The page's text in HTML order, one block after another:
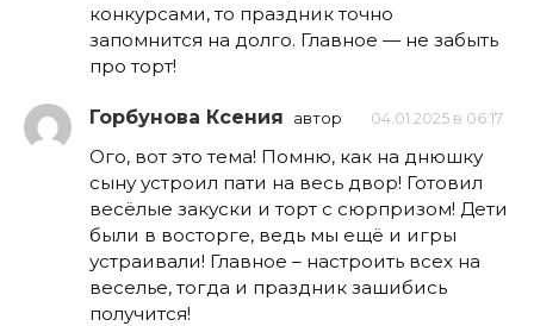
конкурсами, то праздник точно
запомнится на долго. Главное — не забыть
про торт!
Горбунова Ксения автор 04.01.2025 в 06:17
Ого, вот это тема! Помню, как на днюшку
сыну устроил пати на весь двор! Готовил
весёлые закуски и торт с сюрпризом! Дети
были в восторге, ведь мы ещё и игры
устраивали! Главное – настроить всех на
веселье, тогда и праздник зашибись
получится!